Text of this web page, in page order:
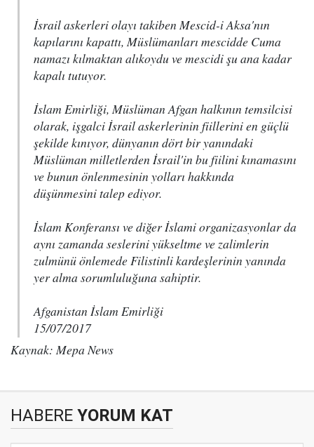
İsrail askerleri olayı takiben Mescid-i Aksa'nın
kapılarını kapattı, Müslümanları mescidde Cuma
namazı kılmaktan alıkoydu ve mescidi şu ana kadar
kapalı tutuyor.
İslam Emirliği, Müslüman Afgan halkının temsilcisi
olarak, işgalci İsrail askerlerinin fiillerini en güçlü
şekilde kınıyor, dünyanın dört bir yanındaki
Müslüman milletlerden İsrail'in bu fiilini kınamasını
ve bunun önlenmesinin yolları hakkında
düşünmesini talep ediyor.
İslam Konferansı ve diğer İslami organizasyonlar da
aynı zamanda seslerini yükseltme ve zalimlerin
zulmünü önlemede Filistinli kardeşlerinin yanında
yer alma sorumluluğuna sahiptir.
Afganistan İslam Emirliği
15/07/2017
Kaynak: Mepa News
HABERE YORUM KAT